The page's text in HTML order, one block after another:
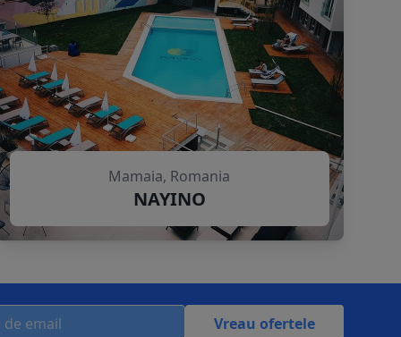
Mamaia, Romania
NAYINO
Vreau ofertele